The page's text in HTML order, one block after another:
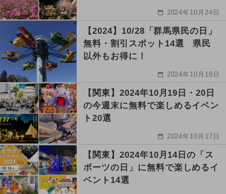
2024年10月24日
【2024】10/28「群馬県民の日」
無料・割引スポット14選 県民
以外もお得に！
2024年10月18日
【関東】2024年10月19日・20日
の今週末に無料で楽しめるイベン
ト20選
2024年10月17日
【関東】2024年10月14日の「ス
ポーツの日」に無料で楽しめるイ
ベント14選